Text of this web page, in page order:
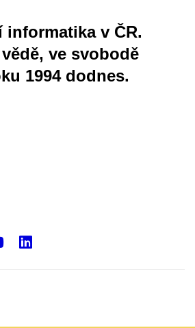
informatika v ČR.
ve svobodě
1994 dodnes.
YouTube
LinkedIn